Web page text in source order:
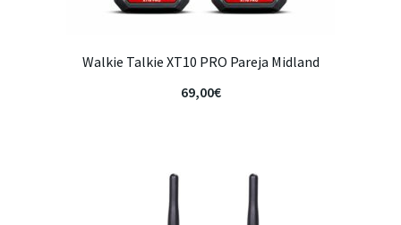
Walkie Talkie XT10 PRO Pareja Midland
69,00€